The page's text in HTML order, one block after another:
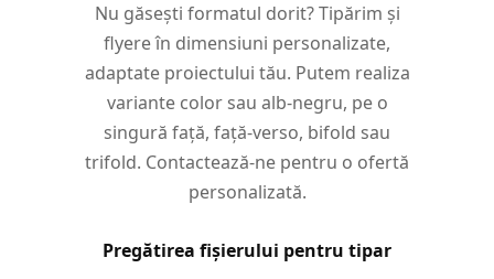
Nu găsești formatul dorit? Tipărim și
flyere în dimensiuni personalizate,
adaptate proiectului tău. Putem realiza
variante color sau alb-negru, pe o
singură față, față-verso, bifold sau
trifold. Contactează-ne pentru o ofertă
personalizată.
Pregătirea fișierului pentru tipar